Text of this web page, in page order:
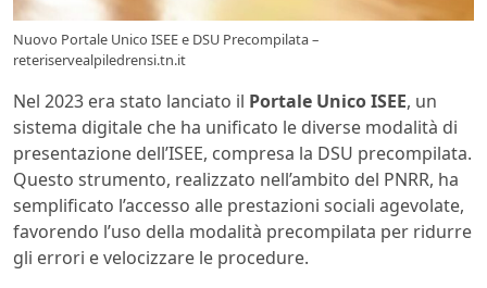
Nuovo Portale Unico ISEE e DSU Precompilata –
reteriservealpiledrensi.tn.it
Nel 2023 era stato lanciato il Portale Unico ISEE, un
sistema digitale che ha unificato le diverse modalità di
presentazione dell’ISEE, compresa la DSU precompilata.
Questo strumento, realizzato nell’ambito del PNRR, ha
semplificato l’accesso alle prestazioni sociali agevolate,
favorendo l’uso della modalità precompilata per ridurre
gli errori e velocizzare le procedure.